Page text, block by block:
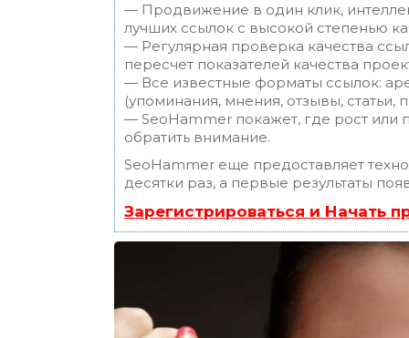
— Продвижение в один клик,
лучших ссылок с высокой степенью
— Регулярная проверка качества
пересчет показателей качества
— Все известные форматы ссылок:
(упоминания, мнения, отзывы, статьи,
— SeoHammer покажет, где рост или
обратить внимание.
SeoHammer еще предоставляет
десятки раз, а первые результаты
Зарегистрироваться и Начать